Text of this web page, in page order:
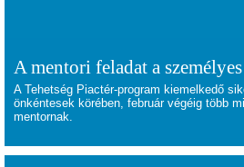
A mentori feladat a
A Tehetség Piactér-program kiemelkedő
önkéntesek körében, február végéig több
mentornak.